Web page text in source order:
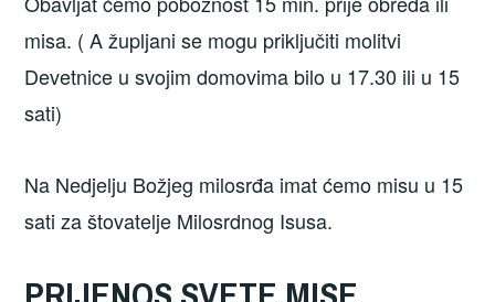
misa. ( A župljani se mogu priključiti molitvi
Devetnice u svojim domovima bilo u 17.30 ili u 15
sati)
Na Nedjelju Božjeg milosrđa imat ćemo misu u 15
sati za štovatelje Milosrdnog Isusa.